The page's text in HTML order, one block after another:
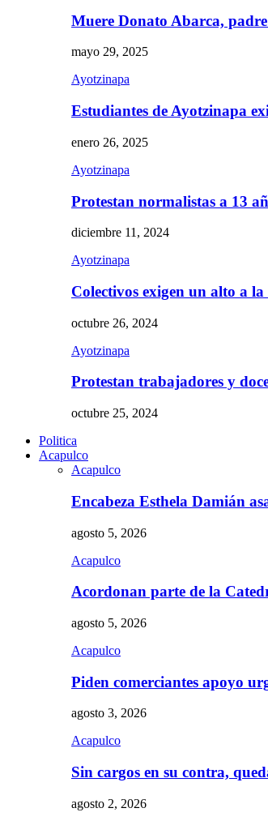
Muere Donato Abarca,
mayo 29, 2025
Ayotzinapa
Estudiantes de Ayotzinapa
enero 26, 2025
Ayotzinapa
Protestan normalistas a 13
diciembre 11, 2024
Ayotzinapa
Colectivos exigen un alto a
octubre 26, 2024
Ayotzinapa
Protestan trabajadores y
octubre 25, 2024
Politica
Acapulco
Acapulco
Encabeza Esthela Damián
agosto 5, 2026
Acapulco
Acordonan parte de la
agosto 5, 2026
Acapulco
Piden comerciantes apoyo
agosto 3, 2026
Acapulco
Sin cargos en su contra,
agosto 2, 2026